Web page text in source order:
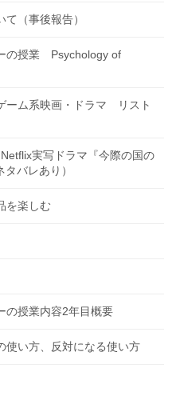
（事後報告）
の授業 Psychology of
ーム系映画・ドラマ リスト
実写ドラマ『今際の国の
バレあり）
を楽しむ
の授業内容2年目概要
使い方、反対になる使い方